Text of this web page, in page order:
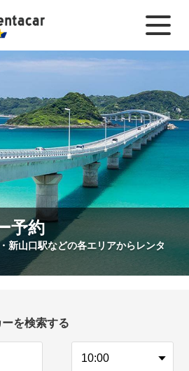
予約
新山口駅などの各エリアからレンタ
を検索する